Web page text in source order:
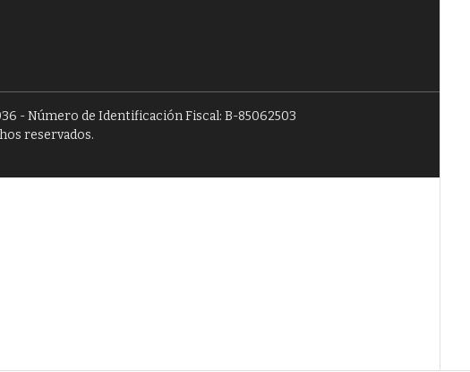
- Número de Identificación Fiscal: B-85062503
reservados.